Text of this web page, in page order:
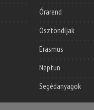
Órarend
Ösztöndíjak
Erasmus
Neptun
Segédanyagok